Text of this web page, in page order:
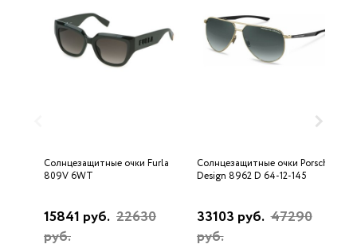
Солнцезащитные очки Furla
809V 6WT
15841 руб. 22630
руб.
Солнцезащитные очки Porsche
Design 8962 D 64-12-145
33103 руб. 47290
руб.